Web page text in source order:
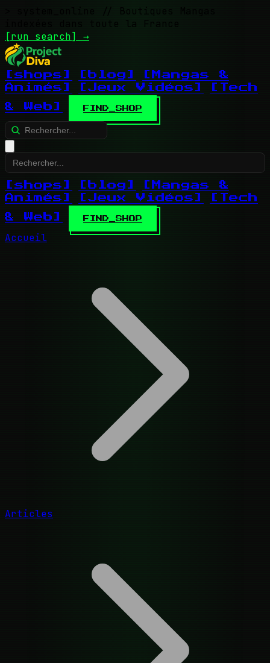
// Boutiques Mangas
indexées dans toute la France
[run search] →
[shops] [blog]
[Mangas &
Animés]
[Jeux Vidéos]
[Tech
& Web]
FIND_SHOP
[shops] [blog]
[Mangas &
Animés]
[Jeux Vidéos]
[Tech
& Web]
FIND_SHOP
Accueil
Articles